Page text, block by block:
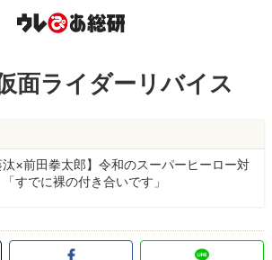
面ライダーリバイス
汰×前田拳太郎】令和のスーパーヒーロー対
すでに裸の付き合いです」